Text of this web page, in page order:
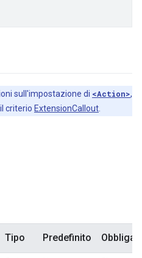
sull'impostazione di <Action>,
criterio ExtensionCallout
Tipo Predefinito